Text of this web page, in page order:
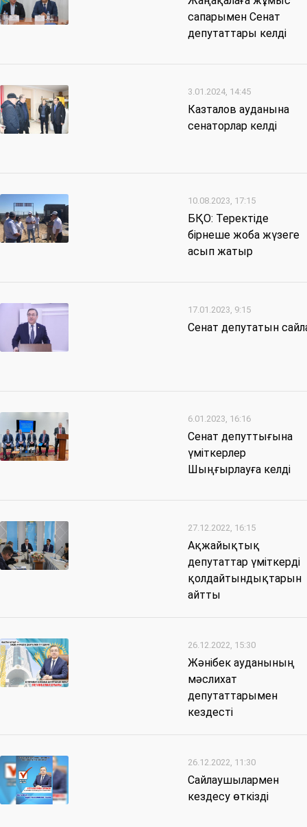
сапарымен Сенат​
депутаттары келді
3.01.2024, 14:45
Казталов ауданына
сенаторлар келді
10.08.2023, 17:15
БҚО: Теректіде
бірнеше жоба жүзеге
асып жатыр
17.01.2023, 9:15
Сенат депутатын
6.01.2023, 16:16
Сенат депуттығына
үміткерлер
Шыңғырлауға келді
27.12.2022, 16:15
Ақжайықтық
депутаттар үміткерді
қолдайтындықтарын
айтты
26.12.2022, 15:30
Жәнібек ауданының
мәслихат
депутаттарымен
кездесті
26.12.2022, 11:30
Сайлаушылармен
кездесу өткізді